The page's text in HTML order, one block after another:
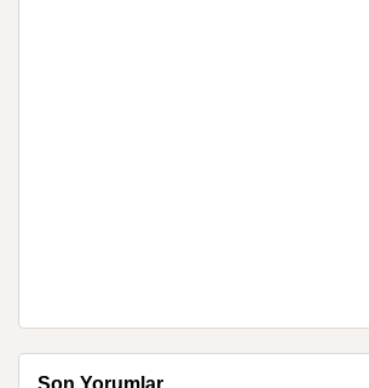
Son Yorumlar